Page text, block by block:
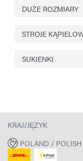
DUŻE ROZMIARY
STROJE
SUKIENKI
KRAJ/JĘZYK
POLAND / POLISH